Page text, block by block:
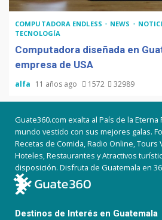
COMPUTADORA ENDLESS NEWS
TECNOLOGÍA
Computadora diseñada en
empresa de USA
alfa 11 años ago 1572 32989
Guate360.com exalta al País de la
mundo vestido con sus mejores galas.
Recetas de Comida, Radio Online,
Hoteles, Restaurantes y Atractivos
disposición. Disfruta de Guatemala en
Destinos de Interés en Guatemala